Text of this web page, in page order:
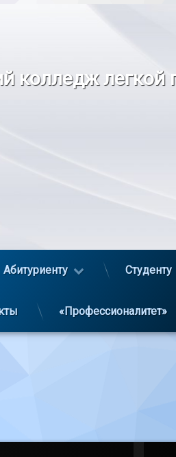
колледж
Абитуриенту Студенту
«Профессионалитет»